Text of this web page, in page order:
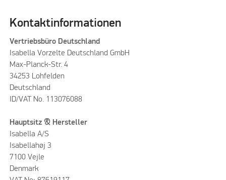
Kontaktinformationen
Vertriebsbüro Deutschland
Isabella Vorzelte Deutschland GmbH
Max-Planck-Str. 4
34253 Lohfelden
Deutschland
ID/VAT No. 113076088
Hauptsitz & Hersteller
Isabella A/S
Isabellahøj 3
7100 Vejle
Denmark